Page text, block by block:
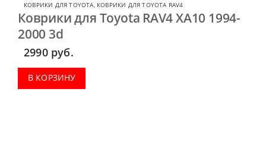
КОВРИКИ ДЛЯ TOYOTA, КОВРИКИ ДЛЯ TOYOTA RAV4
Коврики для Toyota RAV4 XA10 1994-
2000 3d
2990 руб.
В КОРЗИНУ